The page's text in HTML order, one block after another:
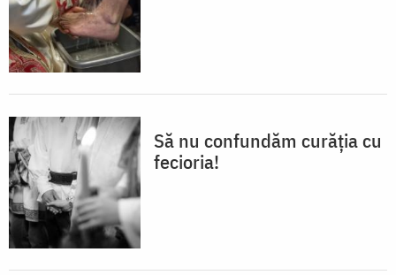
Să nu confundăm curăția cu
fecioria!